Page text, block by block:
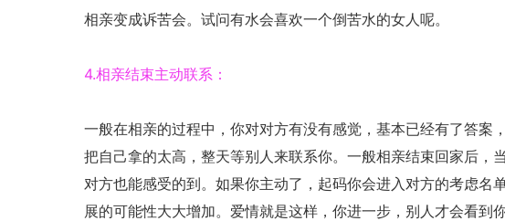
相亲变成诉苦会。试问有水会喜欢一个倒苦水的女人呢。
4.相亲结束主动联系：
一般在相亲的过程中，你对对方有没有感觉，基本已经有了答案
把自己拿的太高，整天等别人来联系你。一般相亲结束回家后，
对方也能感受的到。如果你主动了，起码你会进入对方的考虑名
展的可能性大大增加。爱情就是这样，你进一步，别人才会看到